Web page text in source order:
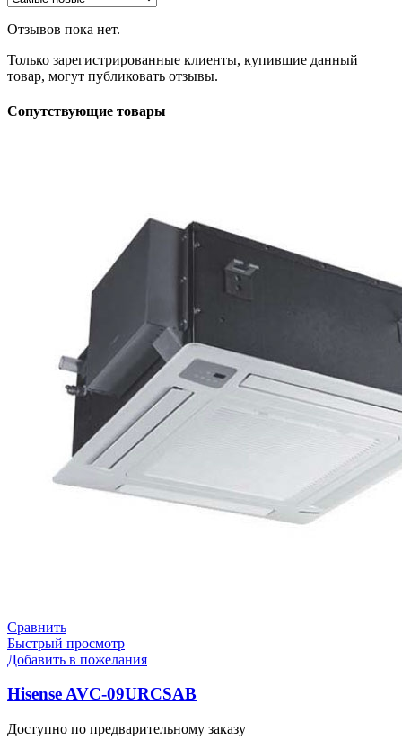
Отзывов пока нет.
Только зарегистрированные клиенты, купившие данный
товар, могут публиковать отзывы.
Сопутствующие товары
Сравнить
Быстрый просмотр
Добавить в пожелания
Hisense AVC-09URCSAB
Доступно по предварительному заказу